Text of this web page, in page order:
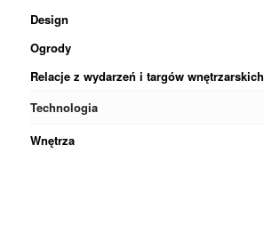
Design
Ogrody
Relacje z wydarzeń i targów wnętrzarskich
Technologia
Wnętrza